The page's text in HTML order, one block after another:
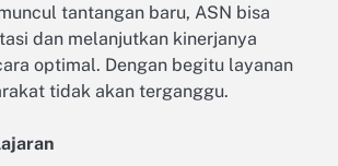
tantangan baru, ASN bisa
dan melanjutkan kinerjanya
optimal. Dengan begitu layanan
tidak akan terganggu.